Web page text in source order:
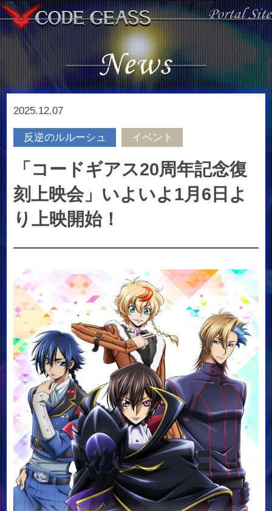
2025.12.07
反逆のルルーシュ イベント
「コードギアス20周年記念復
刻上映会」いよいよ1月6日よ
り上映開始！